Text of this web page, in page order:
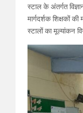
स्टाल के अंतर्गत
मार्गदर्शक शिक्षकों
स्टालों का मूल्यांकन